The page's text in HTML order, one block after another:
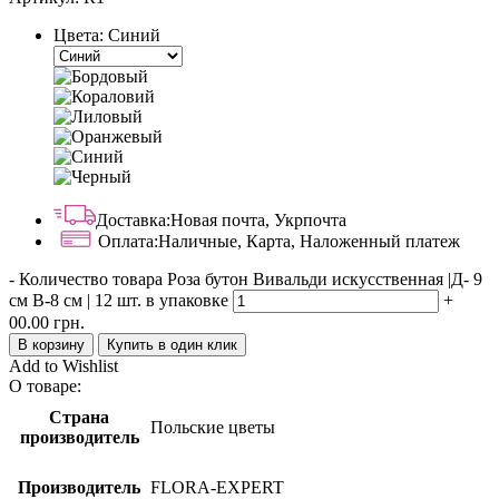
Цвета: Синий
Доставка:Новая почта, Укрпочта
Оплата:Наличные, Карта, Наложенный платеж
- Количество товара Роза бутон Вивальди искусственная |Д- 9
см В-8 см | 12 шт. в упаковке
+
00.00 грн.
В корзину Купить в один клик
Add to Wishlist
О товаре:
Страна
производитель
Польские цветы
Производитель FLORA-EXPERT